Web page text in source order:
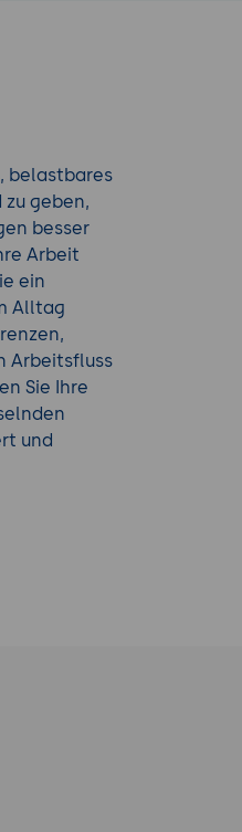
belastbares
geben,
besser
Arbeit
ein
Alltag
Arbeitsfluss
Sie Ihre
und